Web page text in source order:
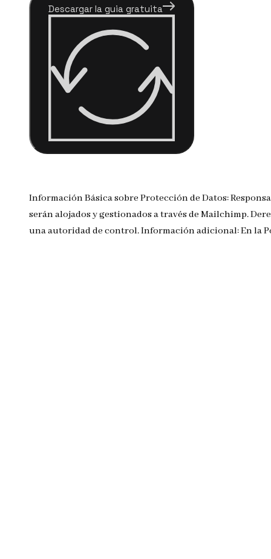
Descargar la guia gratuita
Información Básica sobre Protección de Datos:
serán alojados y gestionados a través de Mailchimp.
una autoridad de control. Información adicional: En la